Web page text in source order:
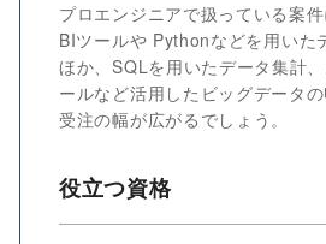
プロエンジニアで扱っている案件
BIツールや Pythonなどを用いた
ほか、SQLを用いたデータ集計
ールなど活用したビッグデータ
受注の幅が広がるでしょう。
役立つ資格